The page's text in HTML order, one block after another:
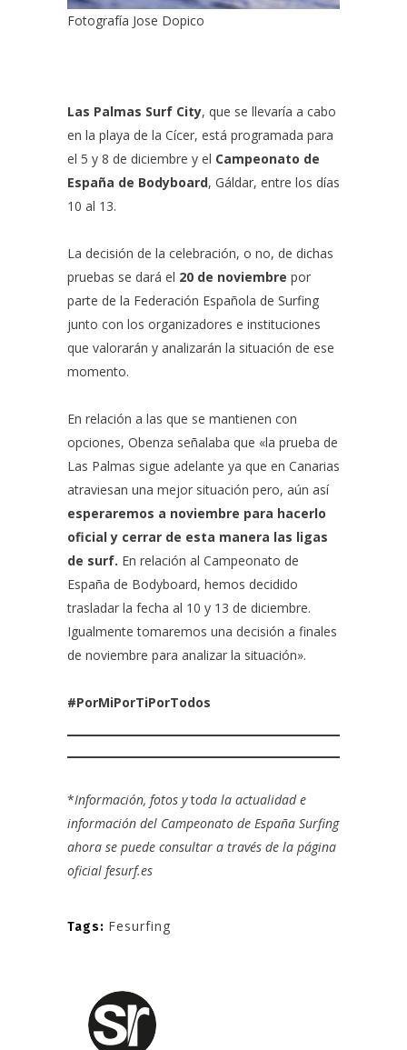
Fotografía Jose Dopico
Las Palmas Surf City, que se llevaría a cabo
en la playa de la Cícer, está programada para
el 5 y 8 de diciembre y el Campeonato de
España de Bodyboard, Gáldar, entre los días
10 al 13.
La decisión de la celebración, o no, de dichas
pruebas se dará el 20 de noviembre por
parte de la Federación Española de Surfing
junto con los organizadores e instituciones
que valorarán y analizarán la situación de ese
momento.
En relación a las que se mantienen con
opciones, Obenza señalaba que «la prueba de
Las Palmas sigue adelante ya que en Canarias
atraviesan una mejor situación pero, aún así
esperaremos a noviembre para hacerlo
oficial y cerrar de esta manera las ligas
de surf. En relación al Campeonato de
España de Bodyboard, hemos decidido
trasladar la fecha al 10 y 13 de diciembre.
Igualmente tomaremos una decisión a finales
de noviembre para analizar la situación».
#PorMiPorTiPorTodos
*Información, fotos ytoda la actualidad e
información del Campeonato de España Surfing
ahora se puede consultar a través de la página
oficial fesurf.es
Tags: Fesurfing